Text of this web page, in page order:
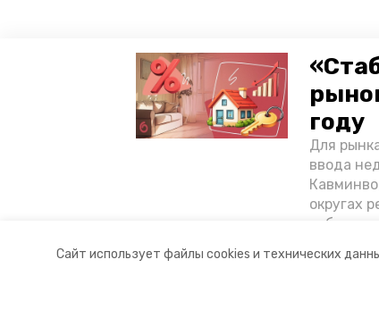
Сайт использует файлы cookies и технических
году
Для
ввода
округах